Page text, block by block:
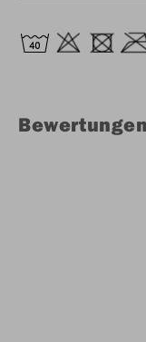
Bewertungen